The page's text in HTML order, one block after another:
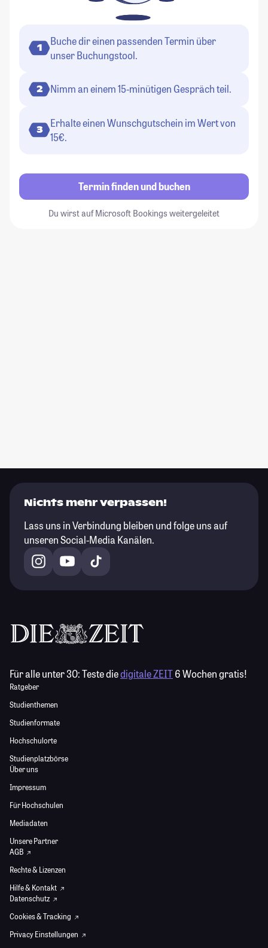
1
Buche dir einen passenden Termin über
unser Buchungstool.
2 Nimm an einem 15-minütigen Gespräch teil.
3
Erhalte einen Wunschgutschein im Wert von
15€.
Termin finden und buchen
Du wirst auf Microsoft Bookings weitergeleitet
Nichts mehr verpassen!
Lass uns in Verbindung bleiben und folge uns auf
unseren Social-Media Kanälen.
Für alle unter 30:Teste diedigitale ZEIT6 Wochen gratis!
Ratgeber
Studienthemen
Studienformate
Hochschulorte
Studienplatzbörse
Über uns
Impressum
Für Hochschulen
Mediadaten
Unsere Partner
AGB
Rechte & Lizenzen
Hilfe & Kontakt
Datenschutz
Cookies & Tracking
Privacy Einstellungen